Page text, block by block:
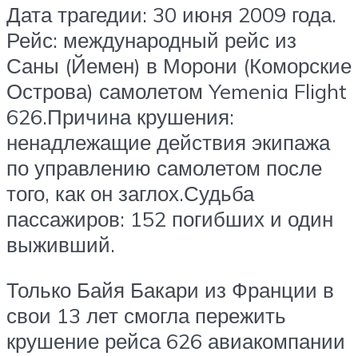
Дата трагедии: 30 июня 2009 года.
Рейс: международный рейс из
Саны (Йемен) в Морони (Коморские
Острова) самолетом Yemenia Flight
626.Причина крушения:
ненадлежащие действия экипажа
по управлению самолетом после
того, как он заглох.Судьба
пассажиров: 152 погибших и один
выживший.
Только Байя Бакари из Франции в
свои 13 лет смогла пережить
крушение рейса 626 авиакомпании